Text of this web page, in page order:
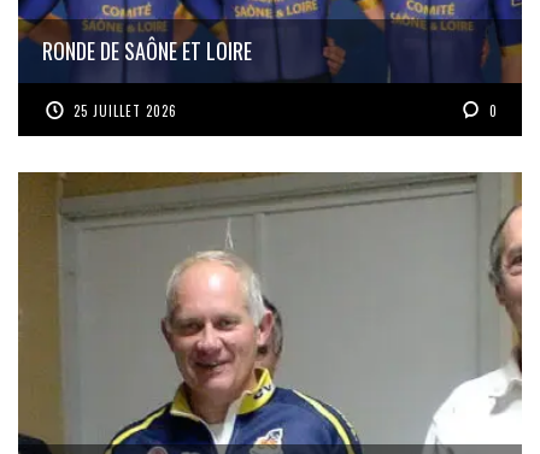
RONDE DE SAÔNE ET LOIRE
25 JUILLET 2026 0